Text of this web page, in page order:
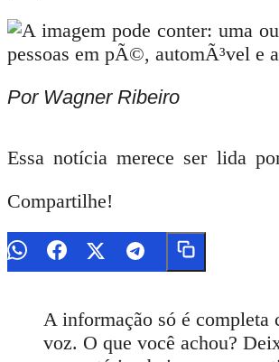
Por Wagner Ribeiro
Essa notícia merece ser lida
Compartilhe!
A informação só é completa
voz. O que você achou?